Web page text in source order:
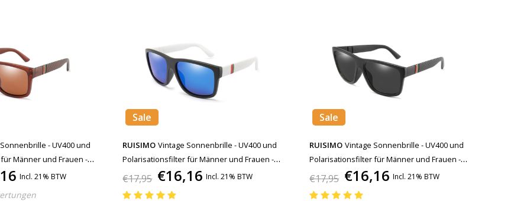
- UV400 und
Männer und Frauen -
Incl. 21% BTW
Sale
RUISIMO Vintage Sonnenbrille - UV400 und
Polarisationsfilter für Männer und Frauen -
Blau
€17,95 €16,16 Incl. 21% BTW
Sale
RUISIMO Vintage Sonnenbrille - UV400 und
Polarisationsfilter für Männer und Frauen -
Schwarz
€17,95 €16,16 Incl. 21% BTW